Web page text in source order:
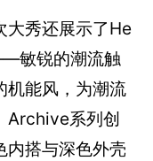
大秀还展示了He
敏锐的潮流触
机能风，为潮流
Archive系列创
内搭与深色外壳